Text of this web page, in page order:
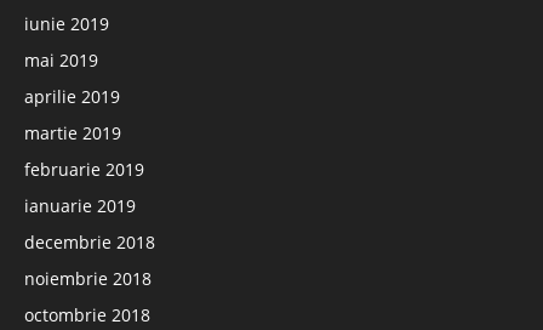
iunie 2019
mai 2019
aprilie 2019
martie 2019
februarie 2019
ianuarie 2019
decembrie 2018
noiembrie 2018
octombrie 2018